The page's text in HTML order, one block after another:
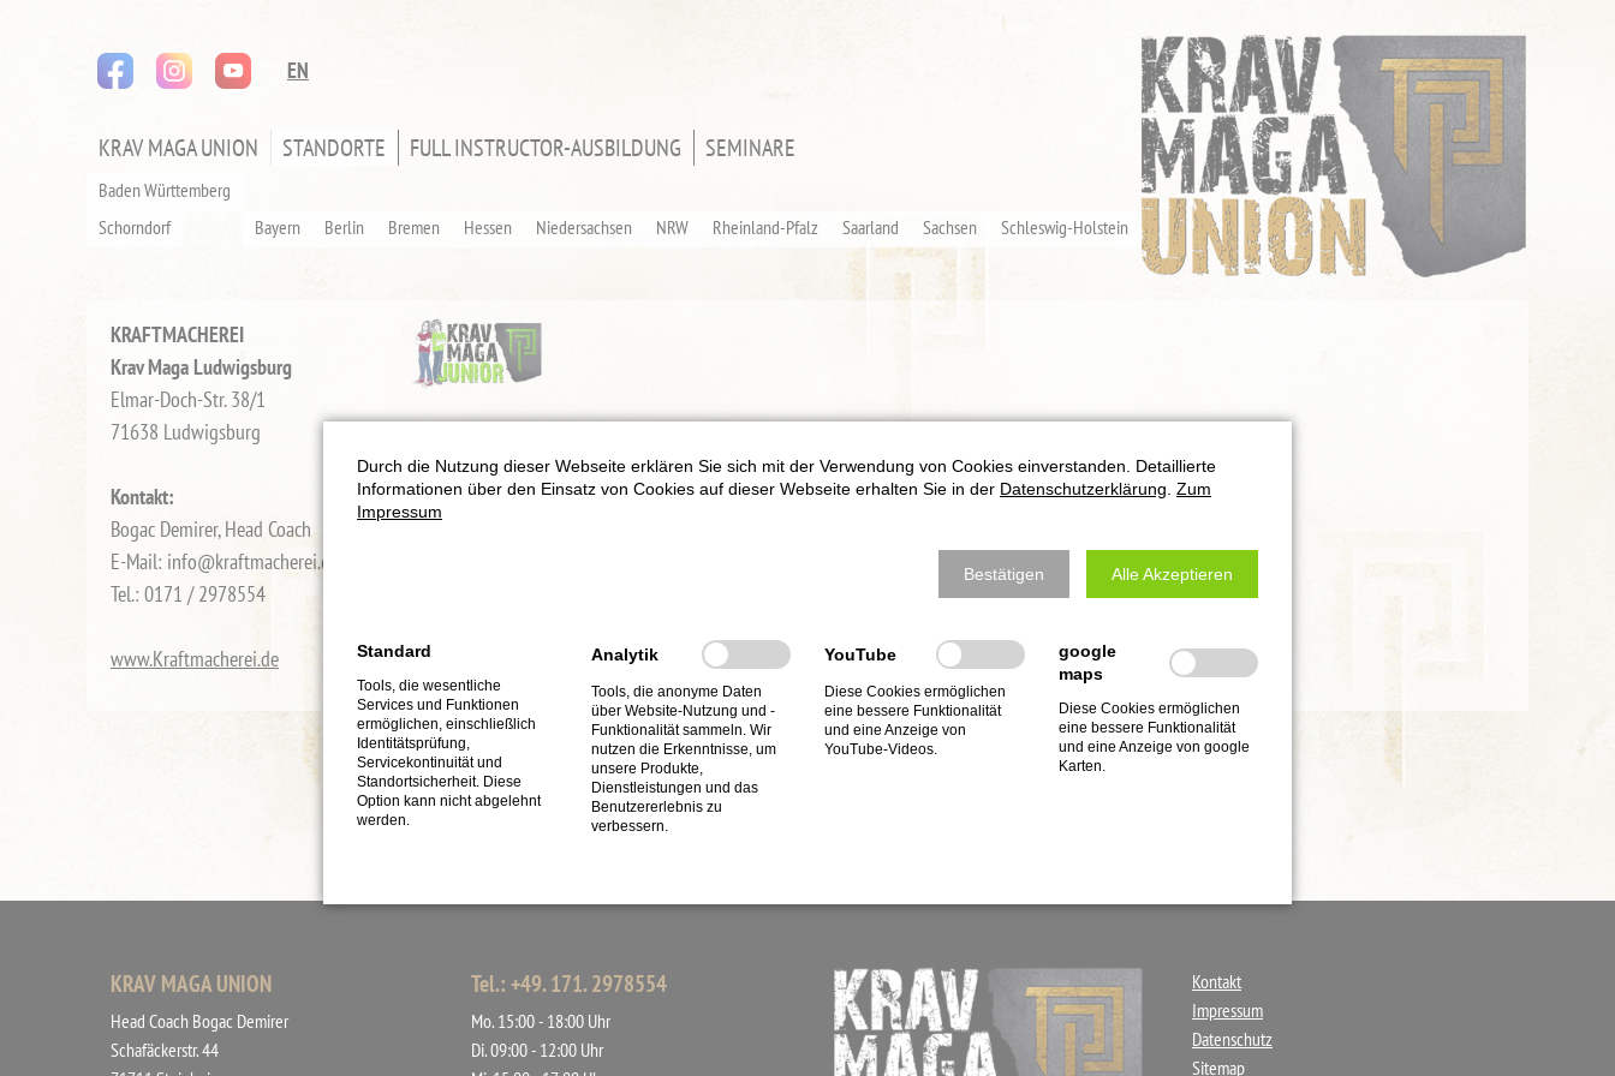
Navigation
überspringen
instagram youtube
EN
NAVIGATION
KRAV MAGA UNION STANDORTE
Baden Württemberg
Schorndorf
Bayern Berlin Bremen Hessen Niedersachsen NRW Rheinland-Pfalz Saarland Sachsen Schleswig-Holstein
FULL INSTRUCTOR-AUSBILDUNG SEMINARE
KRAFTMACHEREI
Krav Maga Ludwigsburg
Elmar-Doch-Str. 38/1
71638 Ludwigsburg
Kontakt:
Bogac Demirer, Head Coach
E-Mail: info@kraftmacherei.de
Tel.: 0171 / 2978554
www.Kraftmacherei.de
KRAV MAGA UNION
Head Coach Bogac Demirer
Schafäckerstr. 44
Tel.: +49. 171. 2978554
Mo. 15:00 - 18:00 Uhr
Di. 09:00 - 12:00 Uhr
Navigation
überspringen
Kontakt
Impressum
Datenschutz
Sitemap
Durch die Nutzung dieser Webseite erklären Sie sich mit der Verwendung von Cookies einverstanden. Detaillierte
Informationen über den Einsatz von Cookies auf dieser Webseite erhalten Sie in der Datenschutzerklärung. Zum
Impressum
Bestätigen Alle Akzeptieren
Standard
Tools, die wesentliche
Services und Funktionen
ermöglichen, einschließlich
Identitätsprüfung,
Servicekontinuität und
Standortsicherheit. Diese
Option kann nicht abgelehnt
werden.
Analytik
Tools, die anonyme Daten
über Website-Nutzung und -
Funktionalität sammeln. Wir
nutzen die Erkenntnisse, um
unsere Produkte,
Dienstleistungen und das
Benutzererlebnis zu
verbessern.
YouTube
Diese Cookies ermöglichen
eine bessere Funktionalität
und eine Anzeige von
YouTube-Videos.
google
maps
Diese Cookies ermöglichen
eine bessere Funktionalität
und eine Anzeige von google
Karten.